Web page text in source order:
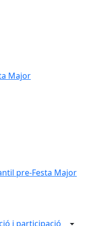
Major
pre-Festa Major
i participació